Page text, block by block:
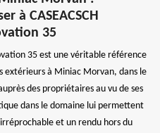
à CASEACSCH
35
35 est une véritable référence
extérieurs à Miniac Morvan, dans le
des propriétaires au vu de ses
dans le domaine lui permettent
et un rendu hors du